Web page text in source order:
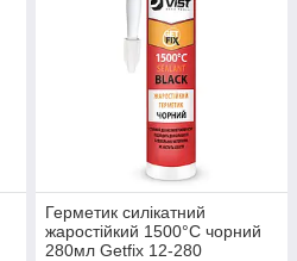
Герметик силікатний
жаростійкий 1500°C чорний
280мл Getfix 12-280